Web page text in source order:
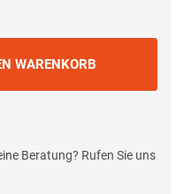
WARENKORB
Beratung? Rufen Sie uns